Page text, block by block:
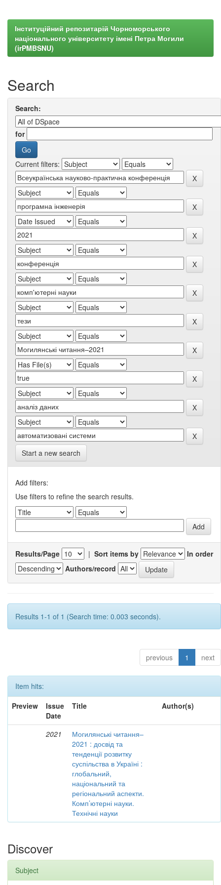
Інституційний репозитарій Чорноморського
національного університету імені Петра Могили
(irPMBSNU)
Search
Search:
for
Current filters:
Start a new search
Add filters:
Use filters to refine the search results.
Results/Page | Sort items by
In order
Authors/record
Results 1-1 of 1 (Search time: 0.003 seconds).
previous 1 next
Item hits:
Preview
Issue
Date
Title Author(s)
2021
Могилянські читання–
2021 : досвід та
тенденції розвитку
суспільства в Україні :
глобальний,
національний та
регіональний аспекти.
Комп’ютерні науки.
Технічні науки
Discover
Subject